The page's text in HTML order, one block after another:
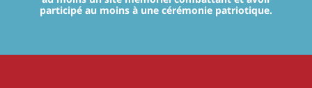
participé au moins à une cérémonie patriotique.